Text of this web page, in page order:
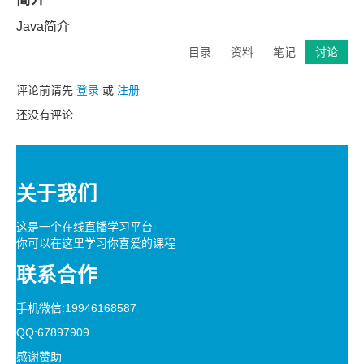
Java简介
讨论
笔记
资料
目录
评论前请先 登录 或 注册
还没有评论
关于我们
这是一个在线直播学习平台
你可以在这里学习你喜爱的课程
联系合作
手机微信:19946168587
QQ:67897909
感谢赞助